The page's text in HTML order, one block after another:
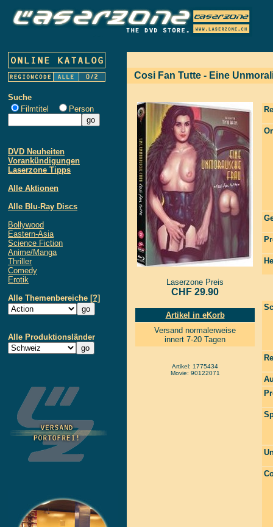
Suche
Filmtitel
Person
DVD Neuheiten
Vorankündigungen
Laserzone Tipps
Alle Aktionen
Alle Blu-Ray Discs
Bollywood
Eastern-Asia
Science Fiction
Anime/Manga
Thriller
Comedy
Erotik
Alle Themenbereiche [?]
Alle Produktionsländer
Cosi Fan Tutte - Eine
Laserzone Preis
CHF 29.90
Artikel in eKorb
Versand normalerweise
innert 7-20 Tagen
Artikel: 1775434
Movie: 90122071